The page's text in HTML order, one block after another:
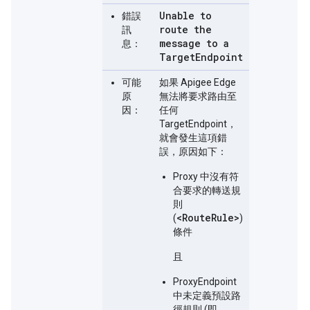
錯誤
訊
息：
Unable to
route the
message to a
TargetEndpoint
可能
原
因：
如果 Apigee Edge
無法將要求路由至
任何
TargetEndpoint，
就會發生這項錯
誤，原因如下：
Proxy 中沒有符
合要求的轉送規
則
(<RouteRule>)
條件
且
ProxyEndpoint
中未定義預設路